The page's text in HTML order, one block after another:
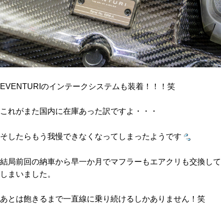
EVENTURIのインテークシステムも装着！！！笑
これがまた国内に在庫あった訳ですよ・・・
そしたらもう我慢できなくなってしまったようです
結局前回の納車から早一か月でマフラーもエアクリも交換して
しまいました。
あとは飽きるまで一直線に乗り続けるしかありません！笑